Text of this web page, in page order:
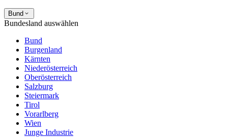
Bund
Bundesland auswählen
Bund
Burgenland
Kärnten
Niederösterreich
Oberösterreich
Salzburg
Steiermark
Tirol
Vorarlberg
Wien
Junge Industrie